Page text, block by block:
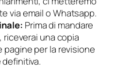
via email o Whatsapp.
Prima di mandare
riceverai una copia
per la revisione
definitiva.